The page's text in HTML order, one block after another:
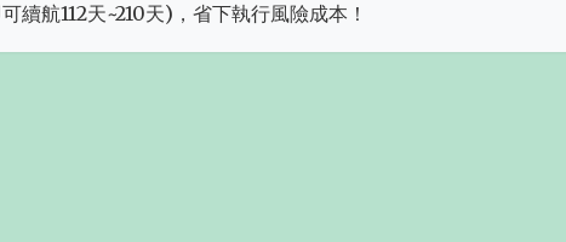
續航112天~210天)，省下執行風險成本！